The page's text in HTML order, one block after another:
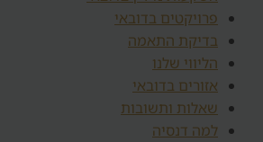
פרויקטים בדובאי
בדיקת התאמה
הליווי שלנו
אזורים בדובאי
שאלות ותשובות
למה דנסיה